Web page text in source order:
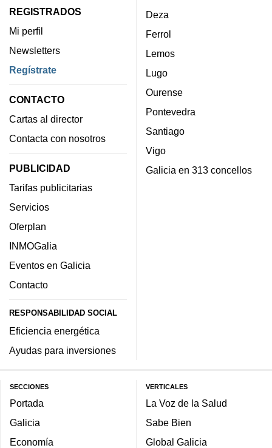
REGISTRADOS
Mi perfil
Newsletters
Regístrate
CONTACTO
Cartas al director
Contacta con nosotros
PUBLICIDAD
Tarifas publicitarias
Servicios
Oferplan
INMOGalia
Eventos en Galicia
Contacto
RESPONSABILIDAD SOCIAL
Eficiencia energética
Ayudas para inversiones
Deza
Ferrol
Lemos
Lugo
Ourense
Pontevedra
Santiago
Vigo
Galicia en 313 concellos
SECCIONES
Portada
Galicia
Economía
VERTICALES
La Voz de la Salud
Sabe Bien
Global Galicia